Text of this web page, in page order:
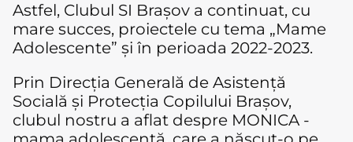
Astfel, Clubul SI Brașov a continuat, cu
mare succes, proiectele cu tema „Mame
Adolescente” și în perioada 2022-2023.
Prin Direcția Generală de Asistență
Socială și Protecția Copilului Brașov,
clubul nostru a aflat despre MONICA -